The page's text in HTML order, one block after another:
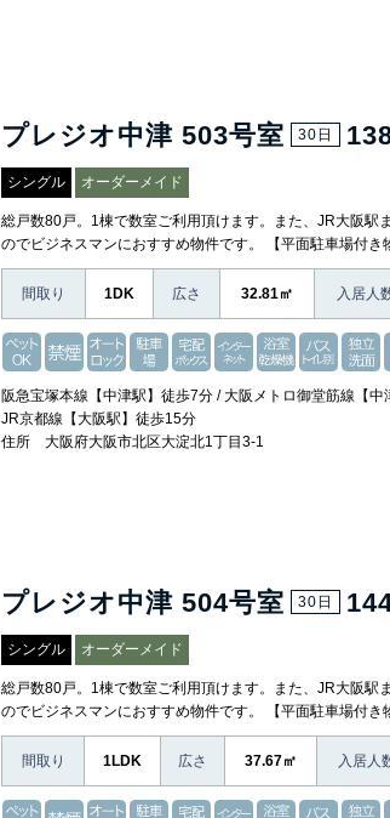
プレジオ中津 503号室 30日
シングル オーダーメイド
総戸数80戸。1棟で数室ご利用頂けます。また、JR大阪駅
のでビジネスマンにおすすめ物件です。 【平面駐車場付き
間取り 1DK 広さ 32.81㎡ 入居人
阪急宝塚本線【中津駅】徒歩7分 / 大阪メトロ御堂筋線【中
JR京都線【大阪駅】徒歩15分
住所 大阪府大阪市北区大淀北1丁目3-1
プレジオ中津 504号室 30日
シングル オーダーメイド
総戸数80戸。1棟で数室ご利用頂けます。また、JR大阪駅
のでビジネスマンにおすすめ物件です。 【平面駐車場付き
間取り 1LDK 広さ 37.67㎡ 入居人